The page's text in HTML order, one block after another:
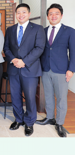
に創ってく
す。
しておりま